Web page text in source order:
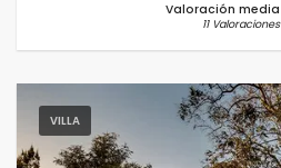
Valoración media
11 Valoraciones
VILLA